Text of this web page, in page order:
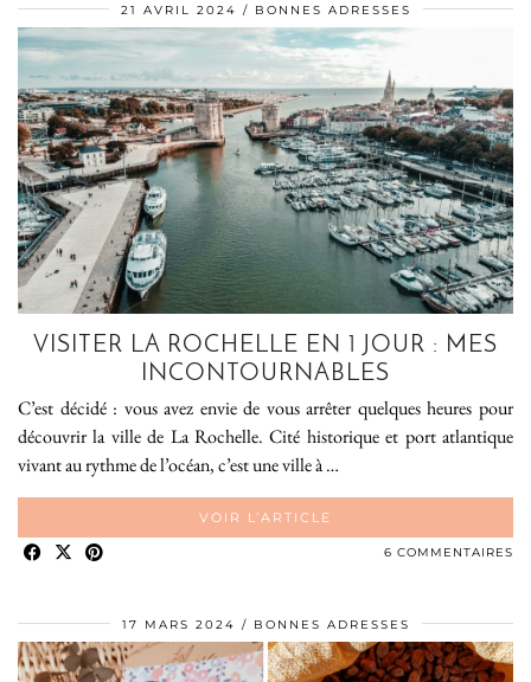
21 AVRIL 2024 BONNES ADRESSES
VISITER LA ROCHELLE EN 1 JOUR : MES
INCONTOURNABLES
C’est décidé : vous avez envie de vous arrêter quelques heures pour
découvrir la ville de La Rochelle. Cité historique et port atlantique
vivant au rythme de l’océan, c’est une ville à …
VOIR L’ARTICLE
6 COMMENTAIRES
17 MARS 2024 BONNES ADRESSES